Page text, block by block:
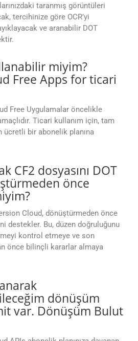
taranmış görüntüleri
tercihinize göre OCR’yi
ve aranabilir DOT
miyim?
Free Apps for ticari
Free Uygulamalar öncelikle
Ticari kullanım için, tam
bir abonelik planına
CF2 dosyasını DOT
önce
Cloud, dönüştürmeden önce
destekler. Bu, düzen doğruluğunu
kontrol etmeye ve son
önce bilinçli kararlar almaya
dönüşüm
var. Dönüşüm Bulut